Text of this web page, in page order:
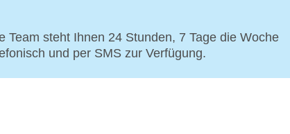
steht Ihnen 24 Stunden, 7 Tage die Woche
und per SMS zur Verfügung.